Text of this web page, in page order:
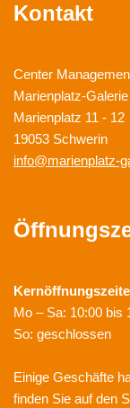
Kontakt
Center
Marienplatz-
Marienplatz 11 - 12
19053 Schwerin
info@marienplatz-
Mo – Sa: 10:00 bis
So: geschlossen
Einige Geschäfte
finden Sie auf den